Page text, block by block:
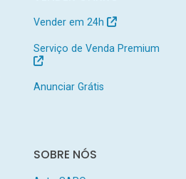
Vender em 24h
Serviço de Venda Premium
Anunciar Grátis
SOBRE NÓS